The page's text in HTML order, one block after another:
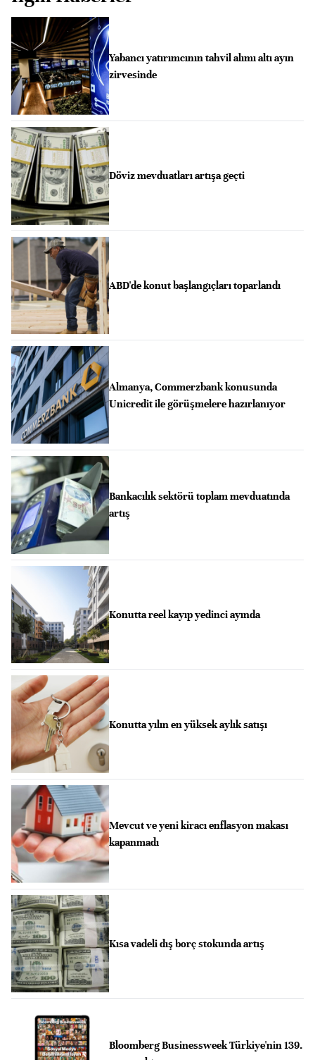
Yabancı yatırımcının tahvil alımı altı ayın
zirvesinde
Döviz mevduatları artışa geçti
ABD'de konut başlangıçları toparlandı
Almanya, Commerzbank konusunda
Unicredit ile görüşmelere hazırlanıyor
Bankacılık sektörü toplam mevduatında
artış
Konutta reel kayıp yedinci ayında
Konutta yılın en yüksek aylık satışı
Mevcut ve yeni kiracı enflasyon makası
kapanmadı
Kısa vadeli dış borç stokunda artış
Bloomberg Businessweek Türkiye'nin 139.